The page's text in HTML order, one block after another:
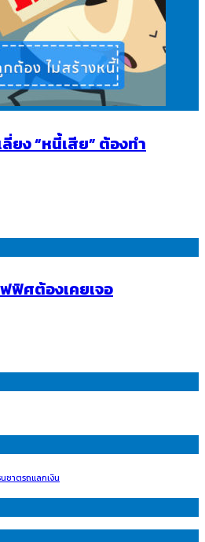
ยง “หนี้เสีย” ต้องทำ
ฟิศต้องเคยเจอ
ชาตรถแลกเงิน